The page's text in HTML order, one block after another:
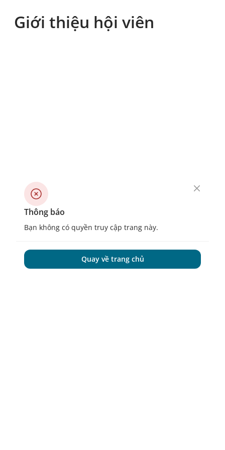
Giới thiệu hội viên
Thông báo
Bạn không có quyền truy cập trang này.
Quay về trang chủ